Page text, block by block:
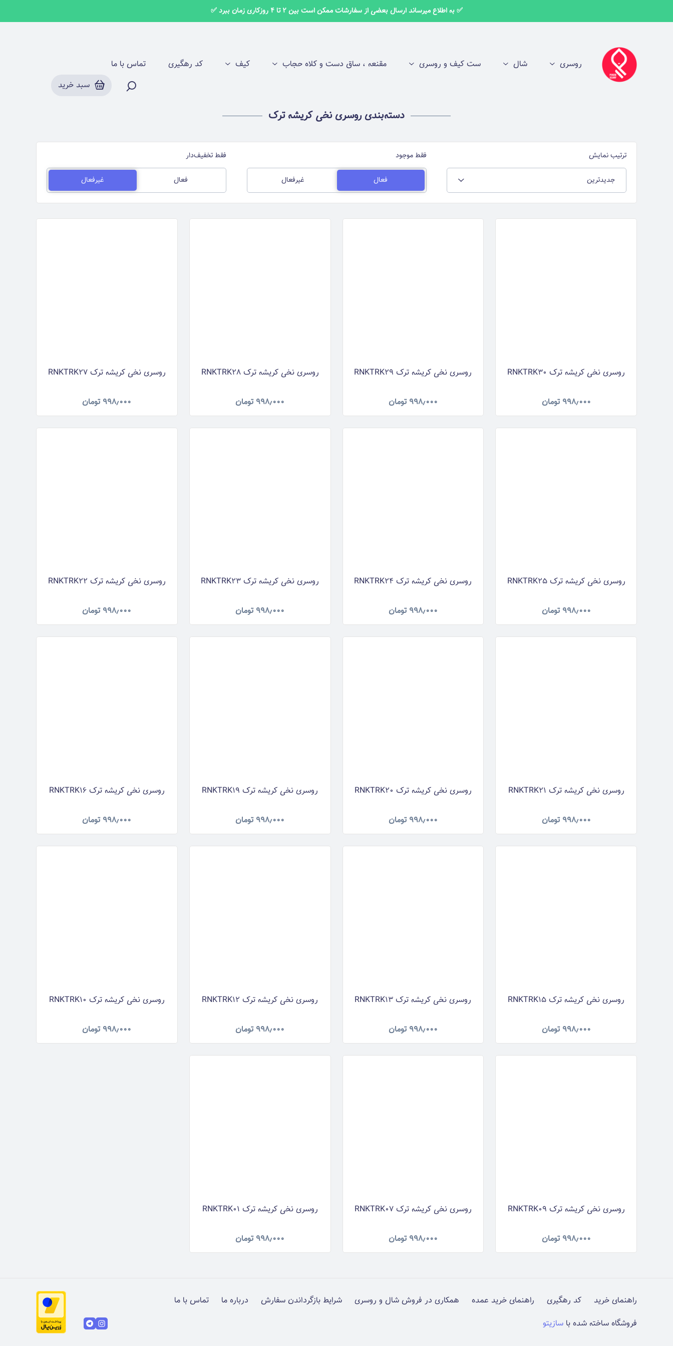
✅ به اطلاع میرساند ارسال بعضی از سفارشات ممکن است بین 2 تا 4 روزکاری زمان ببرد ✅
روسری شال ست کیف و روسری مقنعه ، ساق دست و کلاه حجاب کیف کد رهگیری
تماس با ما
سبد خرید
دسته‌بندی روسری نخی کریشه ترک
ترتیب نمایش
جدیدترین
فقط موجود
فعال غیرفعال
فقط تخفیف‌دار
فعال غیرفعال
روسری نخی کریشه ترک RNKTRK30
۹۹۸٫۰۰۰ تومان
روسری نخی کریشه ترک RNKTRK29
۹۹۸٫۰۰۰ تومان
روسری نخی کریشه ترک RNKTRK28
۹۹۸٫۰۰۰ تومان
روسری نخی کریشه ترک RNKTRK27
۹۹۸٫۰۰۰ تومان
روسری نخی کریشه ترک RNKTRK25
۹۹۸٫۰۰۰ تومان
روسری نخی کریشه ترک RNKTRK24
۹۹۸٫۰۰۰ تومان
روسری نخی کریشه ترک RNKTRK23
۹۹۸٫۰۰۰ تومان
روسری نخی کریشه ترک RNKTRK22
۹۹۸٫۰۰۰ تومان
روسری نخی کریشه ترک RNKTRK21
۹۹۸٫۰۰۰ تومان
روسری نخی کریشه ترک RNKTRK20
۹۹۸٫۰۰۰ تومان
روسری نخی کریشه ترک RNKTRK19
۹۹۸٫۰۰۰ تومان
روسری نخی کریشه ترک RNKTRK16
۹۹۸٫۰۰۰ تومان
روسری نخی کریشه ترک RNKTRK15
۹۹۸٫۰۰۰ تومان
روسری نخی کریشه ترک RNKTRK13
۹۹۸٫۰۰۰ تومان
روسری نخی کریشه ترک RNKTRK12
۹۹۸٫۰۰۰ تومان
روسری نخی کریشه ترک RNKTRK10
۹۹۸٫۰۰۰ تومان
روسری نخی کریشه ترک RNKTRK09
۹۹۸٫۰۰۰ تومان
روسری نخی کریشه ترک RNKTRK07
۹۹۸٫۰۰۰ تومان
روسری نخی کریشه ترک RNKTRK01
۹۹۸٫۰۰۰ تومان
راهنمای خرید کد رهگیری راهنمای خرید عمده همکاری در فروش شال و روسری شرایط بازگرداندن سفارش درباره ما
تماس با ما
فروشگاه ساخته شده با سازیتو